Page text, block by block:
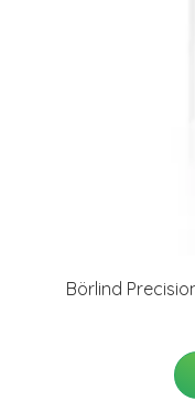
Börlind